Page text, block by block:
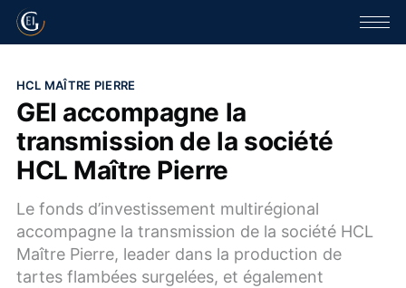
HCL MAÎTRE PIERRE
GEI accompagne la
transmission de la société
HCL Maître Pierre
Le fonds d’investissement multirégional
accompagne la transmission de la société HCL
Maître Pierre, leader dans la production de
tartes flambées surgelées, et également